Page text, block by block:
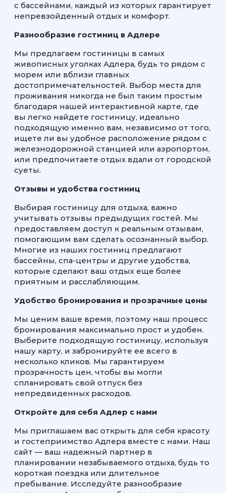
с бассейнами, каждый из которых гарантирует
непревзойденный отдых и комфорт.
Разнообразие гостиниц в Адлере
Мы предлагаем гостиницы в самых
живописных уголках Адлера, будь то рядом с
морем или вблизи главных
достопримечательностей. Выбор места для
проживания никогда не был таким простым
благодаря нашей интерактивной карте, где
вы легко найдете гостиницу, идеально
подходящую именно вам, независимо от того,
ищете ли вы удобное расположение рядом с
железнодорожной станцией или аэропортом,
или предпочитаете отдых вдали от городской
суеты.
Отзывы и удобства гостиниц
Выбирая гостиницу для отдыха, важно
учитывать отзывы предыдущих гостей. Мы
предоставляем доступ к реальным отзывам,
помогающим вам сделать осознанный выбор.
Многие из наших гостиниц предлагают
бассейны, спа-центры и другие удобства,
которые сделают ваш отдых еще более
приятным и расслабляющим.
Удобство бронирования и прозрачные цены
Мы ценим ваше время, поэтому наш процесс
бронирования максимально прост и удобен.
Выберите подходящую гостиницу, используя
нашу карту, и забронируйте ее всего в
несколько кликов. Мы гарантируем
прозрачность цен, чтобы вы могли
спланировать свой отпуск без
непредвиденных расходов.
Откройте для себя Адлер с нами
Мы приглашаем вас открыть для себя красоту
и гостеприимство Адлера вместе с нами. Наш
сайт — ваш надежный партнер в
планировании незабываемого отдыха, будь то
короткая поездка или длительное
пребывание. Исследуйте разнообразие